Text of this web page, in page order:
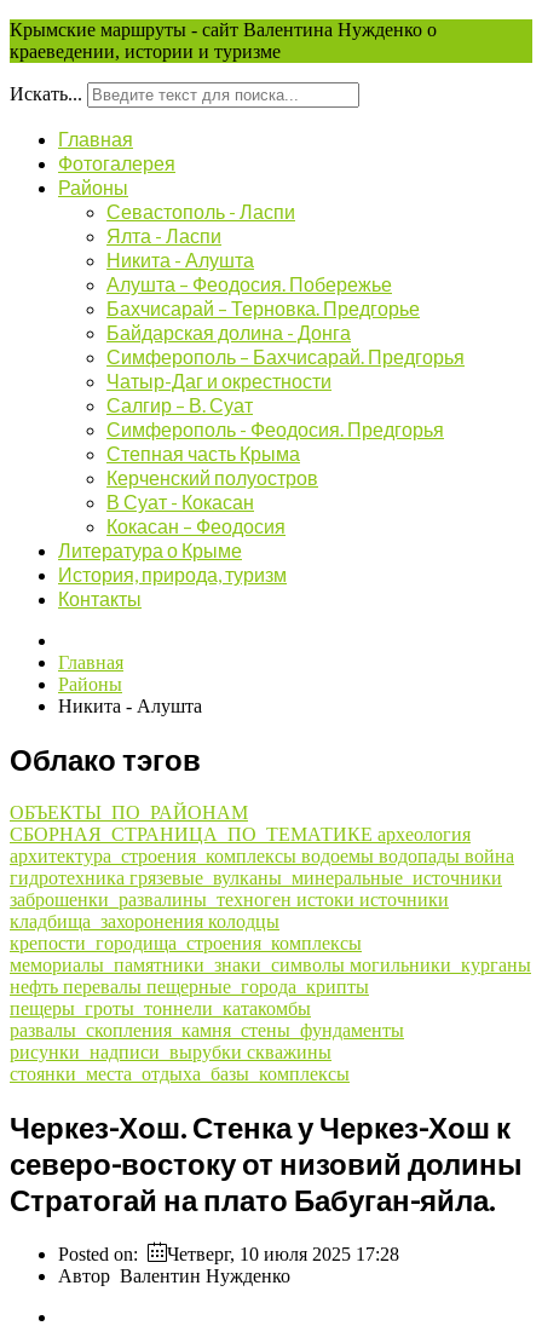
Крымские маршруты - сайт Валентина Нужденко о
краеведении, истории и туризме
Искать...
Главная
Фотогалерея
Районы
Севастополь - Ласпи
Ялта - Ласпи
Никита - Алушта
Алушта – Феодосия. Побережье
Бахчисарай – Терновка. Предгорье
Байдарская долина - Донга
Симферополь – Бахчисарай. Предгорья
Чатыр-Даг и окрестности
Салгир – В. Суат
Симферополь - Феодосия. Предгорья
Степная часть Крыма
Керченский полуостров
В Суат - Кокасан
Кокасан – Феодосия
Литература о Крыме
История, природа, туризм
Контакты
Главная
Районы
Никита - Алушта
Облако тэгов
ОБЪЕКТЫ_ПО_РАЙОНАМ
СБОРНАЯ_СТРАНИЦА_ПО_ТЕМАТИКЕ археология
архитектура_строения_комплексы водоемы водопады война
гидротехника грязевые_вулканы_минеральные_источники
заброшенки_развалины_техноген истоки источники
кладбища_захоронения колодцы
крепости_городища_строения_комплексы
мемориалы_памятники_знаки_символы могильники_курганы
нефть перевалы пещерные_города_крипты
пещеры_гроты_тоннели_катакомбы
развалы_скопления_камня_стены_фундаменты
рисунки_надписи_вырубки скважины
стоянки_места_отдыха_базы_комплексы
Черкез-Хош. Стенка у Черкез-Хош к
северо-востоку от низовий долины
Стратогай на плато Бабуган-яйла.
Posted on:
Четверг, 10 июля 2025 17:28
Автор Валентин Нужденко